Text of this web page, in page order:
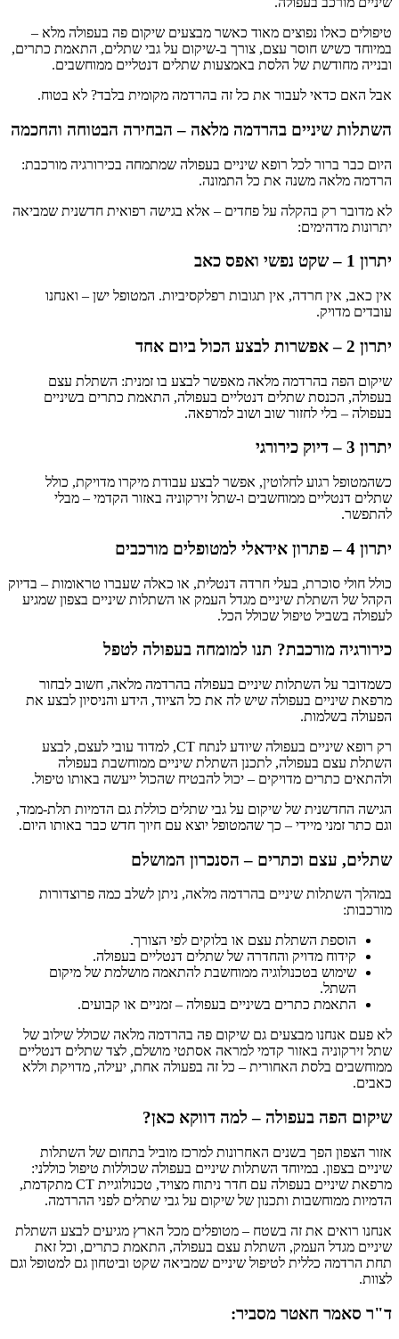
טיפולים כאלו נפוצים מאוד כאשר מבצעים שיקום פה בעפולה מלא –
במיוחד כשיש חוסר עצם, צורך ב-שיקום על גבי שתלים, התאמת כתרים,
ובנייה מחודשת של הלסת באמצעות שתלים דנטליים ממוחשבים.
אבל האם כדאי לעבור את כל זה בהרדמה מקומית בלבד? לא בטוח.
השתלות שיניים בהרדמה מלאה – הבחירה הבטוחה והחכמה
היום כבר ברור לכל רופא שיניים בעפולה שמתמחה בכירורגיה מורכבת:
הרדמה מלאה משנה את כל התמונה.
לא מדובר רק בהקלה על פחדים – אלא בגישה רפואית חדשנית שמביאה
יתרונות מדהימים:
יתרון 1 – שקט נפשי ואפס כאב
אין כאב, אין חרדה, אין תגובות רפלקסיביות. המטופל ישן – ואנחנו
עובדים מדויק.
יתרון 2 – אפשרות לבצע הכול ביום אחד
שיקום הפה בהרדמה מלאה מאפשר לבצע בו זמנית: השתלת עצם
בעפולה, הכנסת שתלים דנטליים בעפולה, התאמת כתרים בשיניים
בעפולה – בלי לחזור שוב ושוב למרפאה.
יתרון 3 – דיוק כירורגי
כשהמטופל רגוע לחלוטין, אפשר לבצע עבודת מיקרו מדויקת, כולל
שתלים דנטליים ממוחשבים ו-שתל זירקוניה באזור הקדמי – מבלי
להתפשר.
יתרון 4 – פתרון אידאלי למטופלים מורכבים
כולל חולי סוכרת, בעלי חרדה דנטלית, או כאלה שעברו טראומות – בדיוק
הקהל של השתלת שיניים מגדל העמק או השתלות שיניים בצפון שמגיע
לעפולה בשביל טיפול שכולל הכל.
כירורגיה מורכבת? תנו למומחה בעפולה לטפל
כשמדובר על השתלות שיניים בעפולה בהרדמה מלאה, חשוב לבחור
מרפאת שיניים בעפולה שיש לה את כל הציוד, הידע והניסיון לבצע את
הפעולה בשלמות.
רק רופא שיניים בעפולה שיודע לנתח CT, למדוד עובי לעצם, לבצע
השתלת עצם בעפולה, לתכנן השתלת שיניים ממוחשבת בעפולה
ולהתאים כתרים מדויקים – יכול להבטיח שהכול ייעשה באותו טיפול.
הגישה החדשנית של שיקום על גבי שתלים כוללת גם הדמיות תלת-ממד,
וגם כתר זמני מיידי – כך שהמטופל יוצא עם חיוך חדש כבר באותו היום.
שתלים, עצם וכתרים – הסנכרון המושלם
במהלך השתלות שיניים בהרדמה מלאה, ניתן לשלב כמה פרוצדורות
מורכבות:
הוספת השתלת עצם או בלוקים לפי הצורך.
קידוח מדויק והחדרה של שתלים דנטליים בעפולה.
שימוש בטכנולוגיה ממוחשבת להתאמה מושלמת של מיקום
השתל.
התאמת כתרים בשיניים בעפולה – זמניים או קבועים.
לא פעם אנחנו מבצעים גם שיקום פה בהרדמה מלאה שכולל שילוב של
שתל זירקוניה באזור קדמי למראה אסתטי מושלם, לצד שתלים דנטליים
ממוחשבים בלסת האחורית – כל זה בפעולה אחת, יעילה, מדויקת וללא
כאבים.
שיקום הפה בעפולה – למה דווקא כאן?
אזור הצפון הפך בשנים האחרונות למרכז מוביל בתחום של השתלות
שיניים בצפון. במיוחד השתלות שיניים בעפולה שכוללות טיפול כוללני:
מרפאת שיניים בעפולה עם חדר ניתוח מצויד, טכנולוגיית CT מתקדמת,
הדמיות ממוחשבות ותכנון של שיקום על גבי שתלים לפני ההרדמה.
אנחנו רואים את זה בשטח – מטופלים מכל הארץ מגיעים לבצע השתלת
שיניים מגדל העמק, השתלת עצם בעפולה, התאמת כתרים, וכל זאת
תחת הרדמה כללית לטיפול שיניים שמביאה שקט וביטחון גם למטופל וגם
לצוות.
ד"ר סאמר חאטר מסביר: